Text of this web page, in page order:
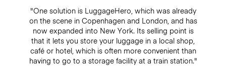
"One solution is LuggageHero, which was already
on the scene in Copenhagen and London, and has
now expanded into New York. Its selling point is
that it lets you store your luggage in a local shop,
café or hotel, which is often more convenient than
having to go to a storage facility at a train station."